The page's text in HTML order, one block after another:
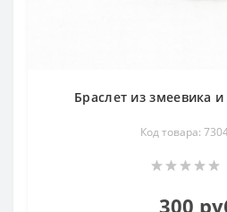
Браслет из змеевика
Код товара:
300